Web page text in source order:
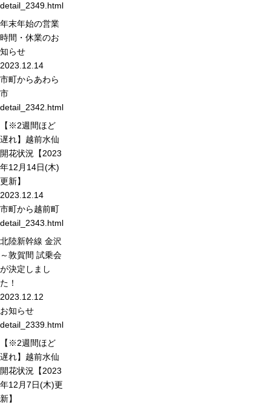
detail_2349.html
年末年始の営業
時間・休業のお
知らせ
2023.12.14
市町からあわら
市
detail_2342.html
【※2週間ほど
遅れ】越前水仙
開花状況【2023
年12月14日(木)
更新】
2023.12.14
市町から越前町
detail_2343.html
北陸新幹線 金沢
～敦賀間 試乗会
が決定しまし
た！
2023.12.12
お知らせ
detail_2339.html
【※2週間ほど
遅れ】越前水仙
開花状況【2023
年12月7日(木)更
新】